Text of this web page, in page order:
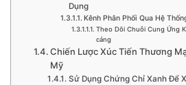
Dụng
Kênh Phân Phối Qua Hệ
Theo Dõi Chuỗi Cung Ứng
cảng
Chiến Lược Xúc Tiến Thương
Mỹ
Sử Dụng Chứng Chỉ Xanh Để